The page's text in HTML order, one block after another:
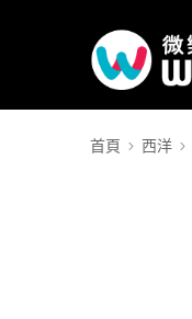
首頁 西洋